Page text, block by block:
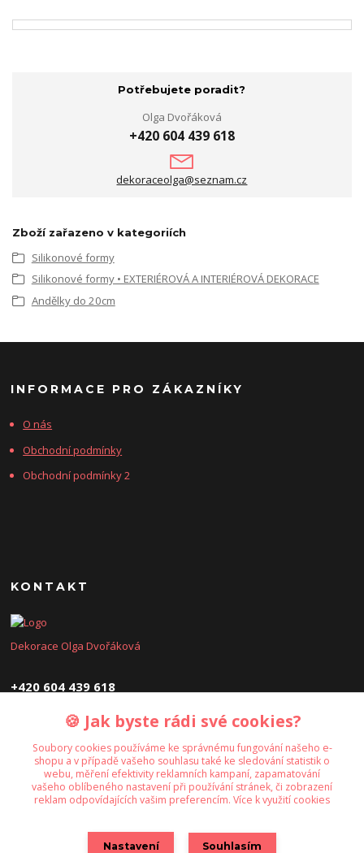
Potřebujete poradit?
Olga Dvořáková
+420 604 439 618
dekoraceolga@seznam.cz
Zboží zařazeno v kategoriích
Silikonové formy
Silikonové formy • EXTERIÉROVÁ A INTERIÉROVÁ DEKORACE
Andělky do 20cm
INFORMACE PRO ZÁKAZNÍKY
O nás
Obchodní podmínky
Obchodní podmínky 2
KONTAKT
Dekorace Olga Dvořáková
+420 604 439 618
dekoraceolga@seznam.cz
Upravit sběr cookies.
🍪 Jak byste rádi své cookies?
Soubory cookies používáme ke správnému fungování našeho e-
shopu a v případě vašeho souhlasu také ke sledování statistik o
webu, měření efektivity reklamních kampaní, zapamatování
vašeho oblíbeného nastavení při používání stránek, či zobrazení
reklam odpovídajících vašim preferencím. Více k využití cookies
Nastavení Souhlasím